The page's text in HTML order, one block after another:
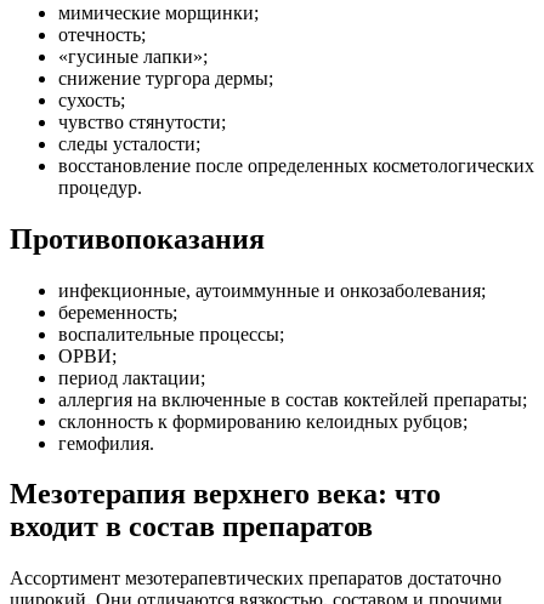
мимические морщинки;
отечность;
«гусиные лапки»;
снижение тургора дермы;
сухость;
чувство стянутости;
следы усталости;
восстановление после определенных косметологических
процедур.
Противопоказания
инфекционные, аутоиммунные и онкозаболевания;
беременность;
воспалительные процессы;
ОРВИ;
период лактации;
аллергия на включенные в состав коктейлей препараты;
склонность к формированию келоидных рубцов;
гемофилия.
Мезотерапия верхнего века: что
входит в состав препаратов
Ассортимент мезотерапевтических препаратов достаточно